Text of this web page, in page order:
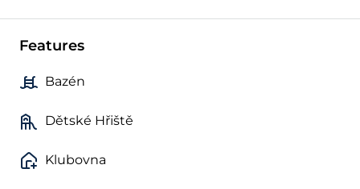
Features
Bazén
Dětské Hřiště
Klubovna